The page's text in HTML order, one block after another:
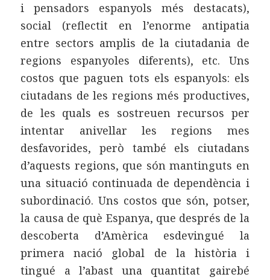
i pensadors espanyols més destacats),
social (reflectit en l’enorme antipatia
entre sectors amplis de la ciutadania de
regions espanyoles diferents), etc. Uns
costos que paguen tots els espanyols: els
ciutadans de les regions més productives,
de les quals es sostreuen recursos per
intentar anivellar les regions mes
desfavorides, però també els ciutadans
d’aquests regions, que són mantinguts en
una situació continuada de dependència i
subordinació. Uns costos que són, potser,
la causa de què Espanya, que després de la
descoberta d’Amèrica esdevingué la
primera nació global de la història i
tingué a l’abast una quantitat gairebé